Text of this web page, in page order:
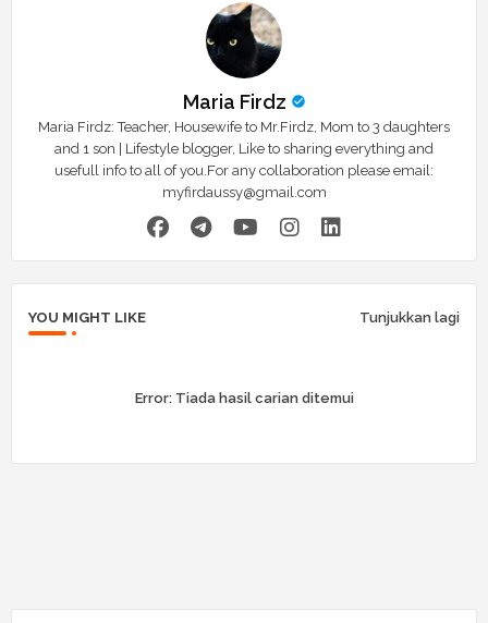
Maria Firdz
Maria Firdz: Teacher, Housewife to Mr.Firdz, Mom to 3 daughters
and 1 son | Lifestyle blogger, Like to sharing everything and
usefull info to all of you.For any collaboration please email:
myfirdaussy@gmail.com
YOU MIGHT LIKE Tunjukkan lagi
Error:Tiada hasil carian ditemui